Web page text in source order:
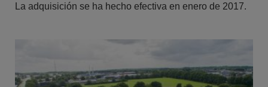
La adquisición se ha hecho efectiva en enero de 2017.